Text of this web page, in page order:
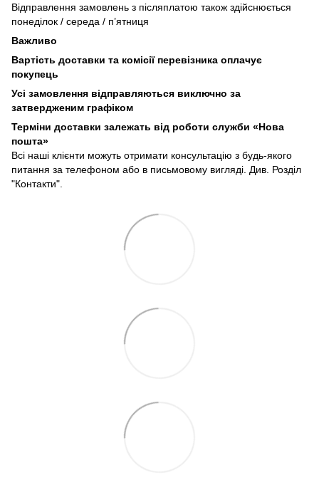
Відправлення замовлень з післяплатою також здійснюється
понеділок / середа / п’ятниця
Важливо
Вартість доставки та комісії перевізника оплачує
покупець
Усі замовлення відправляються виключно за
затвердженим графіком
Терміни доставки залежать від роботи служби «Нова
пошта»
Всі наші клієнти можуть отримати консультацію з будь-якого
питання за телефоном або в письмовому вигляді. Див. Розділ
"Контакти".